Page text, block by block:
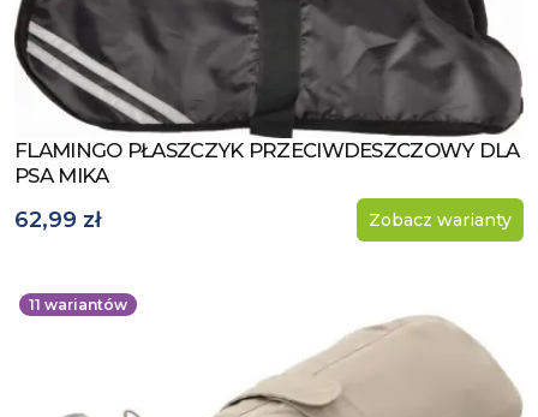
Zobacz produkt
FLAMINGO PŁASZCZYK PRZECIWDESZCZOWY DLA
PSA MIKA
62,99 zł Zobacz warianty
11 wariantów